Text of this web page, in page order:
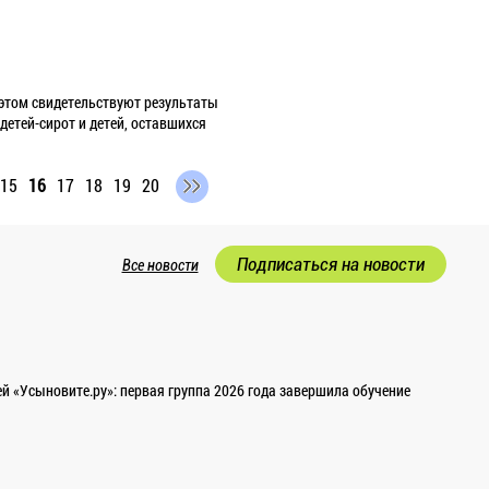
свидетельствуют результаты
сирот и детей, оставшихся
15 16 17 18 19 20
Все новости Подписаться на новости
первая группа 2026 года завершила обучение